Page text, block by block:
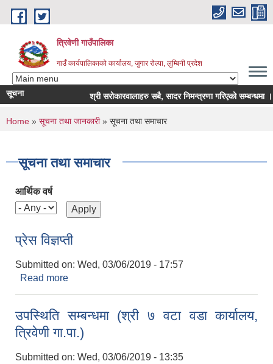
Skip to main content
त्रिवेणी गाउँपालिका
गाउँ कार्यपालिकाको कार्यालय, जुगार रोल्पा, लुम्बिनी प्रदेश
सूचना श्री सरोकारवालाहरु सबै, सादर निमन्त्रणा गरिएको सम्बन्धमा ।
You are here
Home » सूचना तथा जानकारी» सूचना तथा समाचार
सूचना तथा समाचार
आर्थिक वर्ष
प्रेस विज्ञप्ती
Submitted on: Wed, 03/06/2019 - 17:57
Read more
उपस्थिति सम्बन्धमा (श्री ७ वटा वडा कार्यालय,
त्रिवेणी गा.पा.)
Submitted on: Wed, 03/06/2019 - 13:35